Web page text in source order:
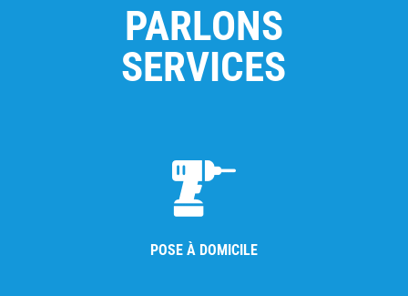
PARLONS
SERVICES
POSE À DOMICILE